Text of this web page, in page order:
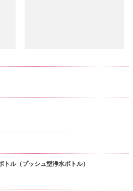
ル（プッシュ型浄水ボトル）